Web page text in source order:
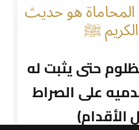
المحاماة هو حديث
الكريم ﷺ
حتى يثبت له
على الصراط
الأقدام)